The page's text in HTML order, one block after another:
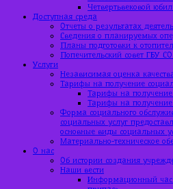
Четвертьвековой
Доступная среда
Отчеты о результатах
Сведения о планируемых
Планы подготовки к
Попечительский совет ГБУ
Услуги
Независимая оценка
Тарифы на получение
Тарифы на
Тарифы на
Форма социального
социальных услуг
основные виды социальных
Материально-техническое
О нас
Об истории создания
Наши вести
Информационный час